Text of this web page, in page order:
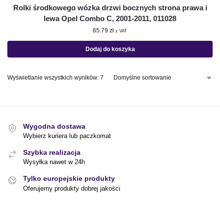
Rolki środkowego wózka drzwi bocznych strona prawa i
lewa Opel Combo C, 2001-2011, 011028
65.79 zł z VAT
Dodaj do koszyka
Wyświetlanie wszystkich wyników: 7
Wygodna dostawa
Wybierz kuriera lub paczkomat
Szybka realizacja
Wysyłka nawet w 24h
Tylko europejskie produkty
Oferujemy produkty dobrej jakości